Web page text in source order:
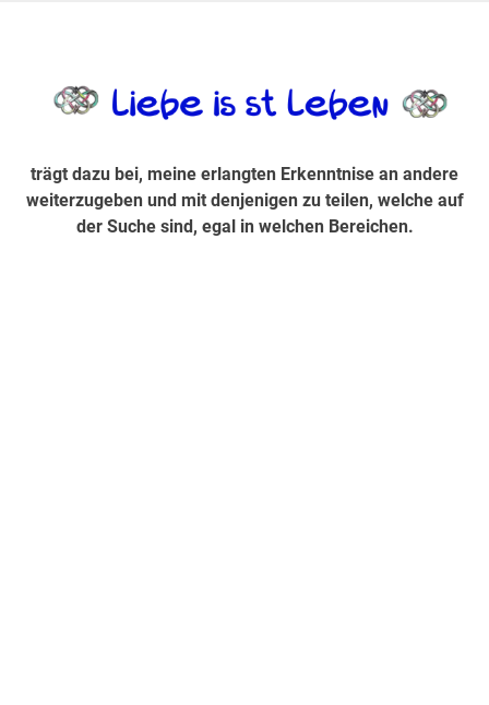
Suche sind, egal in welchen Bereichen.
trägt dazu bei, meine erlangten Erkenntnise an andere
weiterzugeben und mit denjenigen zu teilen, welche auf
der Suche sind, egal in welchen Bereichen.